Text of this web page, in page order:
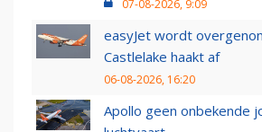
07-08-2026, 9:09
easyJet wordt
Castlelake haakt af
06-08-2026, 16:20
Apollo geen onbekende